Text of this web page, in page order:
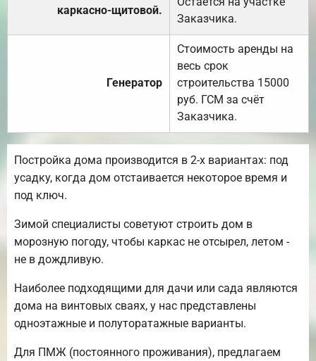
каркасно-щитовой.
Заказчика.
Генератор
Стоимость аренды на
весь срок
строительства 15000
руб. ГСМ за счёт
Заказчика.
Постройка дома производится в 2-х вариантах: под
усадку, когда дом отстаивается некоторое время и
под ключ.
Зимой специалисты советуют строить дом в
морозную погоду, чтобы каркас не отсырел, летом -
не в дождливую.
Наиболее подходящими для дачи или сада являются
дома на винтовых сваях, у нас представлены
одноэтажные и полуторатажные варианты.
Для ПМЖ (постоянного проживания), предлагаем